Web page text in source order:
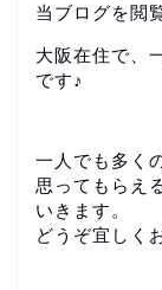
当ブログを閲
大阪在住で、
です♪
一人でも多く
思ってもらえ
いきます。
どうぞ宜しく